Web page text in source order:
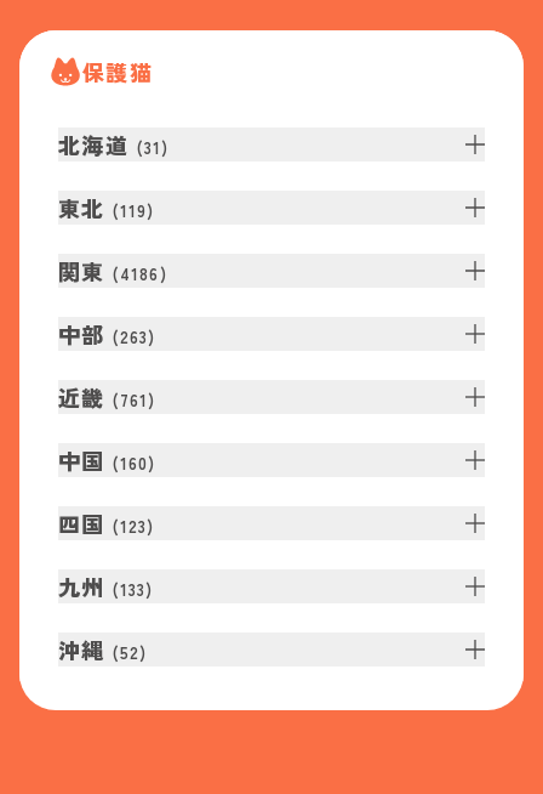
保護猫
北海道 (31 )
東北 (119)
関東 (4186 )
中部 (263)
近畿 (761 )
中国 (160)
四国 (123)
九州 (133)
沖縄 (52)